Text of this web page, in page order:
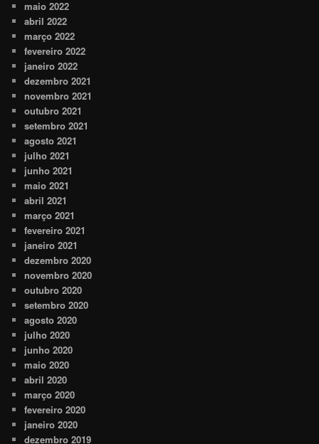
maio 2022
abril 2022
março 2022
fevereiro 2022
janeiro 2022
dezembro 2021
novembro 2021
outubro 2021
setembro 2021
agosto 2021
julho 2021
junho 2021
maio 2021
abril 2021
março 2021
fevereiro 2021
janeiro 2021
dezembro 2020
novembro 2020
outubro 2020
setembro 2020
agosto 2020
julho 2020
junho 2020
maio 2020
abril 2020
março 2020
fevereiro 2020
janeiro 2020
dezembro 2019